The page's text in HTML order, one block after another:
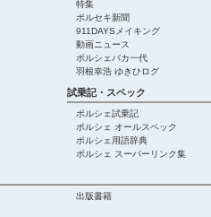
特集
ポルセキ新聞
911DAYSメイキング
動画ニュース
ポルシェバカ一代
羽根幸浩 ゆきひログ
試乗記・スペック
ポルシェ試乗記
ポルシェ オールスペック
ポルシェ用語辞典
ポルシェ スーパーリンク集
出版書籍